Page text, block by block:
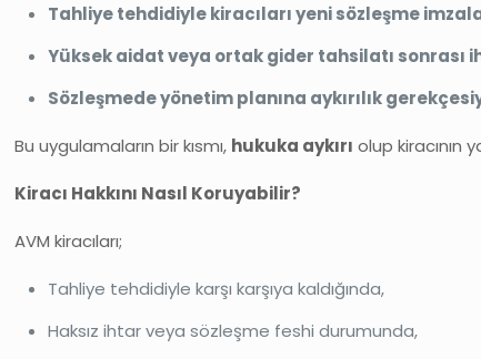
Tahliye tehdidiyle kiracıları yeni sözleşme
Yüksek aidat veya ortak gider tahsilatı sonrası
Sözleşmede yönetim planına aykırılık
Bu uygulamaların bir kısmı, hukuka aykırı olup kiracının
Kiracı Hakkını Nasıl Koruyabilir?
AVM kiracıları;
Tahliye tehdidiyle karşı karşıya kaldığında,
Haksız ihtar veya sözleşme feshi durumunda,